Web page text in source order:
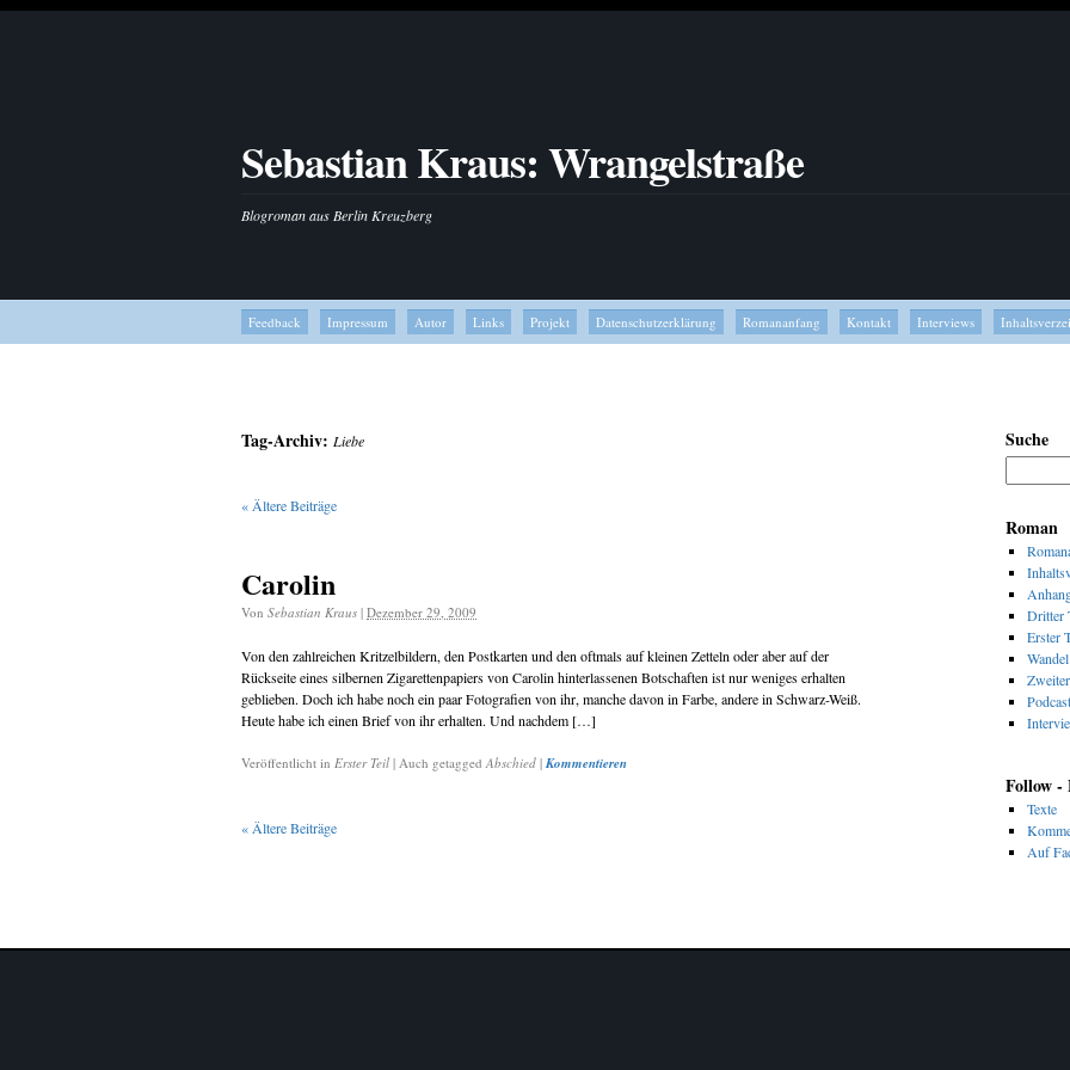
Sebastian Kraus: Wrangelstraße
Blogroman aus Berlin Kreuzberg
Feedback Impressum Autor Links Projekt Datenschutzerklärung Romananfang Kontakt Interviews
Tag-Archiv: Liebe
« Ältere Beiträge
Carolin
Von Sebastian Kraus | Dezember 29, 2009
Von den zahlreichen Kritzelbildern, den Postkarten und den oftmals auf kleinen Zetteln oder aber auf der
Rückseite eines silbernen Zigarettenpapiers von Carolin hinterlassenen Botschaften ist nur weniges erhalten
geblieben. Doch ich habe noch ein paar Fotografien von ihr, manche davon in Farbe, andere in Schwarz-Weiß.
Heute habe ich einen Brief von ihr erhalten. Und nachdem […]
Veröffentlicht in Erster Teil | Auch getaggedAbschied | Kommentieren
« Ältere Beiträge
Suche
Roman
Dritter
Erster
Podcast
Follow -
Texte
Auf